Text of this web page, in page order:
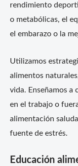
rendimiento
o metabólicas, el
el embarazo o la
Utilizamos
alimentos
vida. Enseñamos a
en el trabajo o
alimentación
fuente de estrés.
Educación